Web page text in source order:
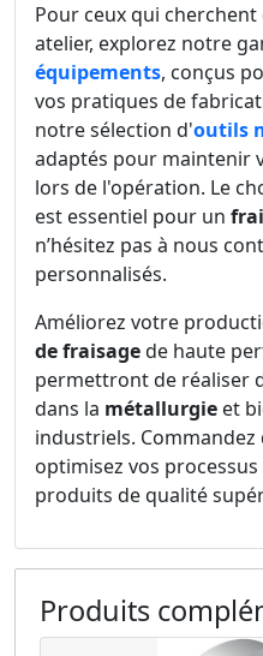
Pour ceux qui
atelier, explorez notre
équipements, conçus
vos pratiques de
notre sélection d'outils
adaptés pour maintenir
lors de l'opération. Le
est essentiel pour un
n’hésitez pas à nous
personnalisés.
Améliorez votre
de fraisagede haute
permettront de réaliser
dans la métallurgie et
industriels.
optimisez vos
produits de qualité
Produits